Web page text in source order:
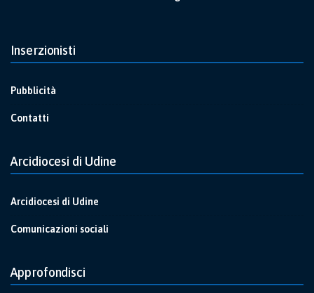
Inserzionisti
Pubblicità
Contatti
Arcidiocesi di Udine
Arcidiocesi di Udine
Comunicazioni sociali
Approfondisci